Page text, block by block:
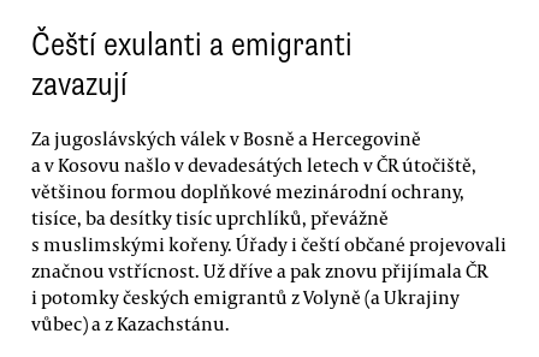
Čeští exulanti a emigranti
zavazují
Za jugoslávských válek v Bosně a Hercegovině
a v Kosovu našlo v devadesátých letech v ČR útočiště,
většinou formou doplňkové mezinárodní ochrany,
tisíce, ba desítky tisíc uprchlíků, převážně
s muslimskými kořeny. Úřady i čeští občané projevovali
značnou vstřícnost. Už dříve a pak znovu přijímala ČR
i potomky českých emigrantů z Volyně (a Ukrajiny
vůbec) a z Kazachstánu.